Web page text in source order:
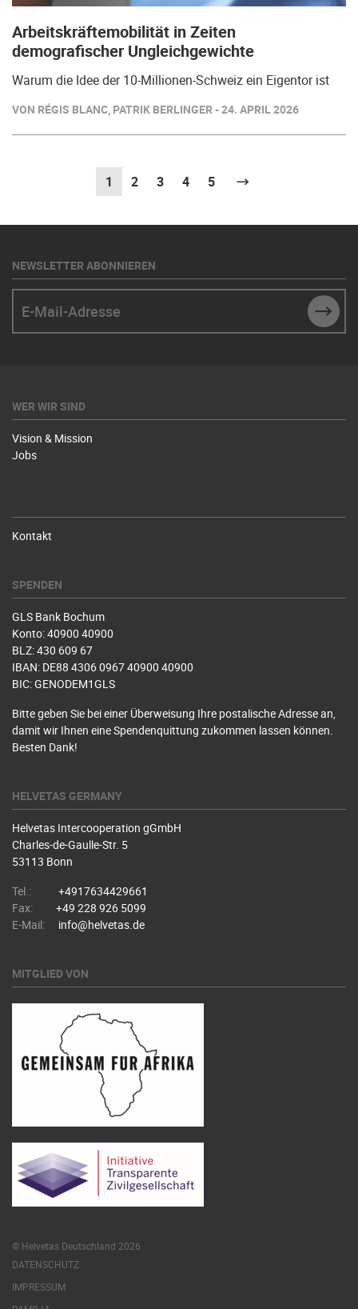
Arbeitskräftemobilität in Zeiten
demografischer Ungleichgewichte
Warum die Idee der 10-Millionen-Schweiz ein Eigentor ist
VON RÉGIS BLANC, PATRIK BERLINGER - 24. APRIL 2026
1 (aktuell)
2 3 4 5
NEWSLETTER ABONNIEREN
WER WIR SIND
Vision & Mission
Jobs
Kontakt
SPENDEN
GLS Bank Bochum
Konto: 40900 40900
BLZ: 430 609 67
IBAN: DE88 4306 0967 40900 40900
BIC: GENODEM1GLS
Bitte geben Sie bei einer Überweisung Ihre postalische Adresse an,
damit wir Ihnen eine Spendenquittung zukommen lassen können.
Besten Dank!
HELVETAS GERMANY
Helvetas Intercooperation gGmbH
Charles-de-Gaulle-Str. 5
53113 Bonn
Tel.:
+4917634429661
Fax:
+49 228 926 5099
E-Mail:
info@helvetas.de
MITGLIED VON
© Helvetas Deutschland 2026
DATENSCHUTZ
IMPRESSUM